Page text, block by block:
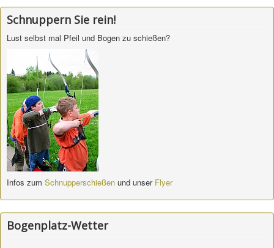
Schnuppern Sie rein!
Lust selbst mal Pfeil und Bogen zu schießen?
Infos zum Schnupperschießen und unser Flyer
Bogenplatz-Wetter